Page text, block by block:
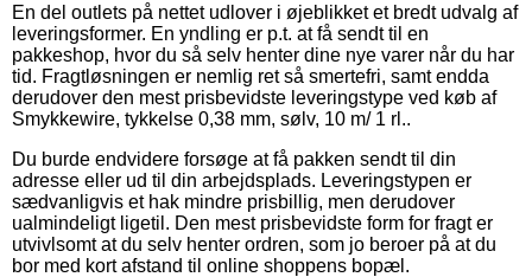
En del outlets på nettet udlover i øjeblikket et bredt udvalg af
leveringsformer. En yndling er p.t. at få sendt til en
pakkeshop, hvor du så selv henter dine nye varer når du har
tid. Fragtløsningen er nemlig ret så smertefri, samt endda
derudover den mest prisbevidste leveringstype ved køb af
Smykkewire, tykkelse 0,38 mm, sølv, 10 m/ 1 rl..
Du burde endvidere forsøge at få pakken sendt til din
adresse eller ud til din arbejdsplads. Leveringstypen er
sædvanligvis et hak mindre prisbillig, men derudover
ualmindeligt ligetil. Den mest prisbevidste form for fragt er
utvivlsomt at du selv henter ordren, som jo beroer på at du
bor med kort afstand til online shoppens bopæl.